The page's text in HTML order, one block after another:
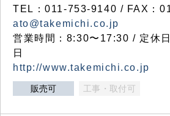
TEL：011-753-9140 / FAX：
ato@takemichi.co.jp
営業時間：8:30〜17:30 / 定休
日
http://www.takemichi.co.jp
販売可 工事・取付可